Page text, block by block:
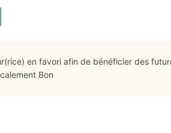
en favori afin de bénéficier des
Bon